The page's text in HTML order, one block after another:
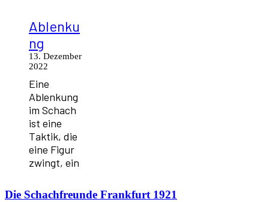
Ablenku
ng
13. Dezember
2022
Eine
Ablenkung
im Schach
ist eine
Taktik, die
eine Figur
zwingt, ein
Die Schachfreunde Frankfurt 1921